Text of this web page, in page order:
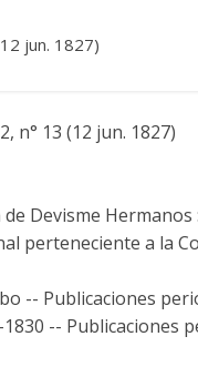
jun. 1827)
n° 13 (12 jun. 1827)
Devisme
perteneciente a la
-- Publicaciones
-- Publicaciones